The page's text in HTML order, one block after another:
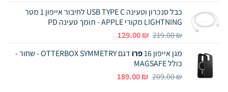
היה:
99.00 ₪.
הוא:
89.00 ₪.
כבל סנכרון וטעינה USB TYPE C לחיבור אייפון 1 מטר
LIGHTNING מקורי APPLE - תומך טעינה PD
219.00₪
המחיר
היה:
219.00 ₪.
129.00₪
המחיר
הוא:
מגן אייפון 16 פרו
דגם OTTERBOX SYMMETRY - שחור -
כולל MAGSAFE
209.00₪
המחיר
189.00₪
המחיר